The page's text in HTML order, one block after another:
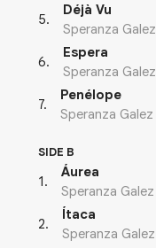
5.
Déjà Vu
Speranza Galez
6.
Espera
Speranza Galez
7.
Penélope
Speranza Galez
SIDE B
1 .
Áurea
Speranza Galez
2.
Ítaca
Speranza Galez